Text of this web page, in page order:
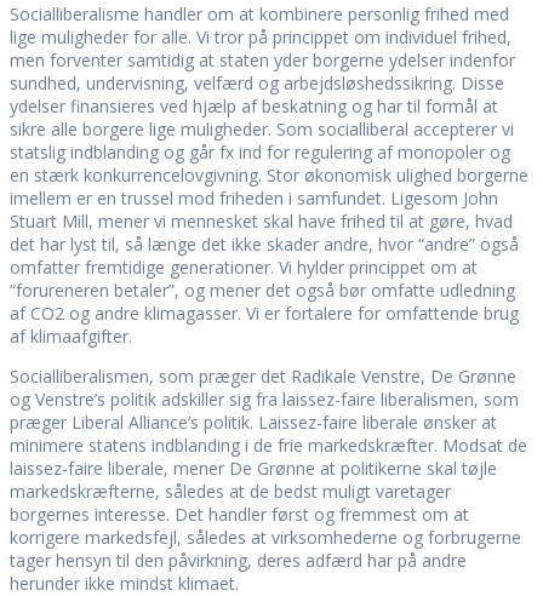
Socialliberalisme handler om at kombinere personlig frihed med
lige muligheder for alle. Vi tror på princippet om individuel frihed,
men forventer samtidig at staten yder borgerne ydelser indenfor
sundhed, undervisning, velfærd og arbejdsløshedssikring. Disse
ydelser finansieres ved hjælp af beskatning og har til formål at
sikre alle borgere lige muligheder. Som socialliberal accepterer vi
statslig indblanding og går fx ind for regulering af monopoler og
en stærk konkurrencelovgivning. Stor økonomisk ulighed borgerne
imellem er en trussel mod friheden i samfundet. Ligesom John
Stuart Mill, mener vi mennesket skal have frihed til at gøre, hvad
det har lyst til, så længe det ikke skader andre, hvor “andre” også
omfatter fremtidige generationer. Vi hylder princippet om at
“forureneren betaler”, og mener det også bør omfatte udledning
af CO2 og andre klimagasser. Vi er fortalere for omfattende brug
af klimaafgifter.
Socialliberalismen, som præger det Radikale Venstre, De Grønne
og Venstre’s politik adskiller sig fra laissez-faire liberalismen, som
præger Liberal Alliance’s politik. Laissez-faire liberale ønsker at
minimere statens indblanding i de frie markedskræfter. Modsat de
laissez-faire liberale, mener De Grønne at politikerne skal tøjle
markedskræfterne, således at de bedst muligt varetager
borgernes interesse. Det handler først og fremmest om at
korrigere markedsfejl, således at virksomhederne og forbrugerne
tager hensyn til den påvirkning, deres adfærd har på andre
herunder ikke mindst klimaet.